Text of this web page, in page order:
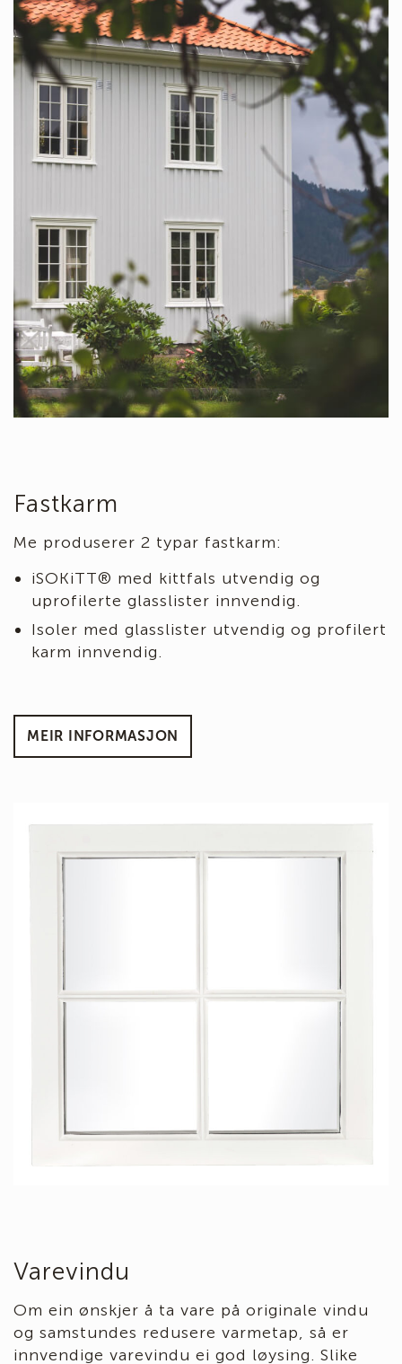
Fastkarm
Me produserer 2 typar fastkarm:
iSOKiTT® med kittfals utvendig og
uprofilerte glasslister innvendig.
Isoler med glasslister utvendig og profilert
karm innvendig.
MEIR INFORMASJON
Varevindu
Om ein ønskjer å ta vare på originale vindu
og samstundes redusere varmetap, så er
innvendige varevindu ei god løysing. Slike